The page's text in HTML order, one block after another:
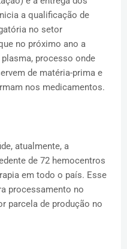
a qualificação de
no setor
no próximo ano a
processo onde
de matéria-prima e
nos medicamentos.
atualmente, a
de 72 hemocentros
em todo o país. Esse
processamento no
parcela de produção no